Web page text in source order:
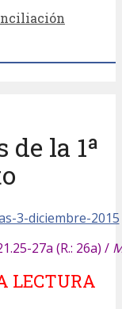
la 1ª
27a (R.: 26a) /
LECTURA